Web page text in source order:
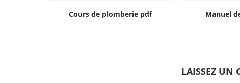
Cours de plomberie pdf Manuel
LAISSEZ UN